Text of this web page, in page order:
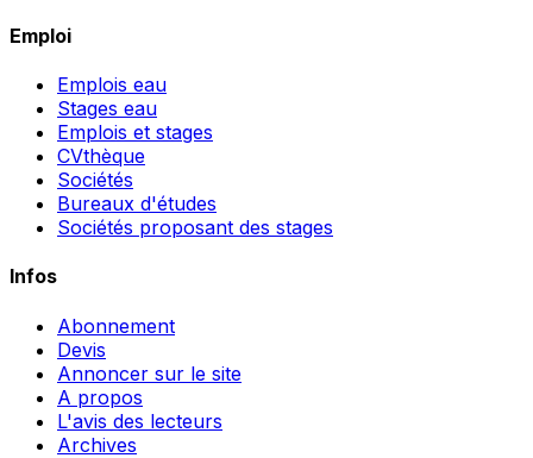
Emploi
Emplois eau
Stages eau
Emplois et stages
CVthèque
Sociétés
Bureaux d'études
Sociétés proposant des stages
Infos
Abonnement
Devis
Annoncer sur le site
A propos
L'avis des lecteurs
Archives